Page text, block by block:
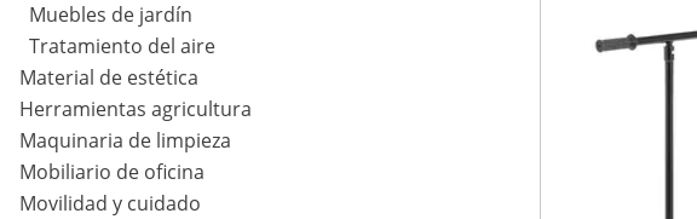
Muebles de jardín
Tratamiento del aire
Material de estética
Herramientas agricultura
Maquinaria de limpieza
Mobiliario de oficina
Movilidad y cuidado